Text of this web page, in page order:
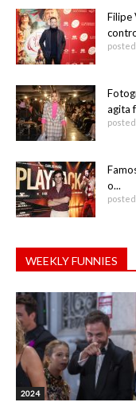
Filipe
agita
o...
posted
WEEKLY FUNNIES
2024